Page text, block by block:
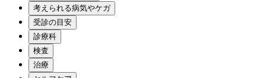
考えられる病気やケガ
受診の目安
診療科
検査
治療